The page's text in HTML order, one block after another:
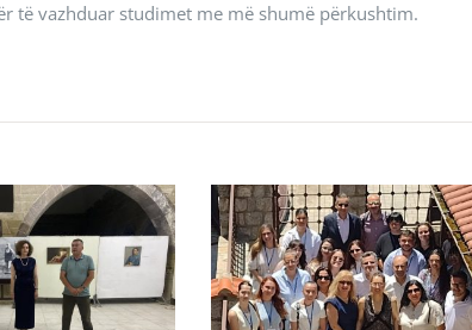
të vazhduar studimet me më shumë përkushtim.